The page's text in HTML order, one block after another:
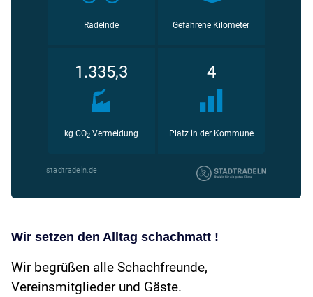
Wir setzen den Alltag schachmatt !
Wir begrüßen alle Schachfreunde,
Vereinsmitglieder und Gäste.